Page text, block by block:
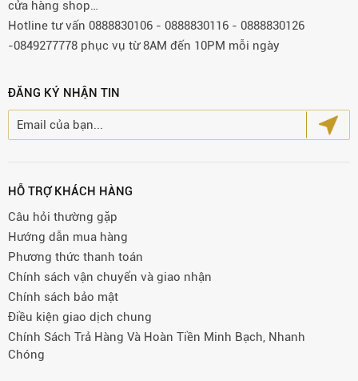
cửa hàng shop…
Hotline tư vấn 0888830106 - 0888830116 - 0888830126
-0849277778 phục vụ từ 8AM đến 10PM mỗi ngày
ĐĂNG KÝ NHẬN TIN
HỖ TRỢ KHÁCH HÀNG
Câu hỏi thường gặp
Hướng dẫn mua hàng
Phương thức thanh toán
Chính sách vận chuyển và giao nhận
Chính sách bảo mật
Điều kiện giao dịch chung
Chính Sách Trả Hàng Và Hoàn Tiền Minh Bạch, Nhanh
Chóng